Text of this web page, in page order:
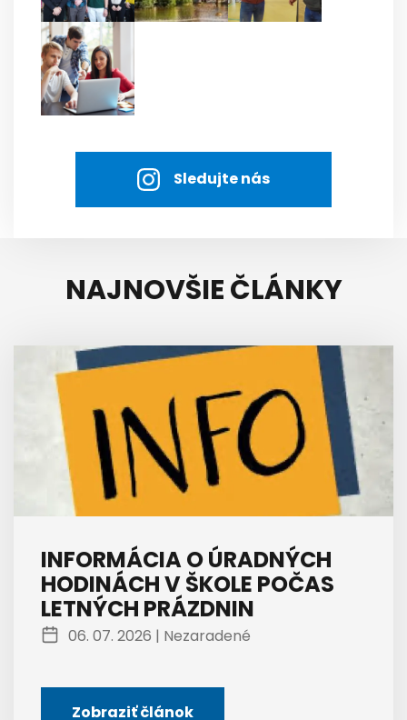
Sledujte nás
NAJNOVŠIE ČLÁNKY
INFORMÁCIA O ÚRADNÝCH
HODINÁCH V ŠKOLE POČAS
LETNÝCH PRÁZDNIN
06. 07. 2026 | Nezaradené
Zobraziť článok